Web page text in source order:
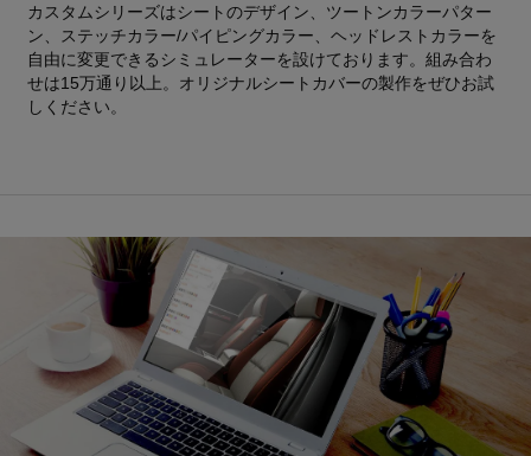
カスタムシリーズはシートのデザイン、ツートンカラーパター
ン、ステッチカラー/パイピングカラー、ヘッドレストカラーを
自由に変更できるシミュレーターを設けております。組み合わ
せは15万通り以上。オリジナルシートカバーの製作をぜひお試
しください。